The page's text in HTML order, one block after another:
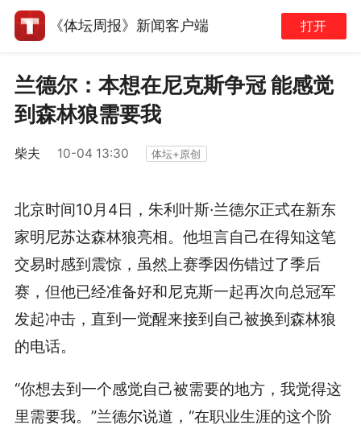
《体坛周报》新闻客户端 打开
兰德尔：本想在尼克斯争冠 能感觉
到森林狼需要我
柴夫 10-04 13:30 体坛+原创
北京时间10月4日，朱利叶斯·兰德尔正式在新东
家明尼苏达森林狼亮相。他坦言自己在得知这笔
交易时感到震惊，虽然上赛季因伤错过了季后
赛，但他已经准备好和尼克斯一起再次向总冠军
发起冲击，直到一觉醒来接到自己被换到森林狼
的电话。
“你想去到一个感觉自己被需要的地方，我觉得这
里需要我。”兰德尔说道，“在职业生涯的这个阶